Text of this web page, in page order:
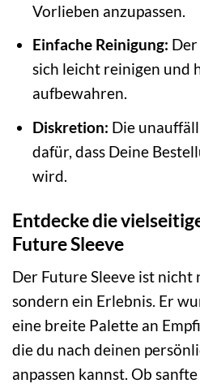
Vorlieben anzupassen.
Einfache Reinigung:
sich leicht reinigen und
aufbewahren.
Diskretion: Die
dafür, dass Deine
wird.
Entdecke die
Future Sleeve
Der Future Sleeve ist nicht
sondern ein Erlebnis. Er
eine breite Palette an
die du nach deinen
anpassen kannst. Ob